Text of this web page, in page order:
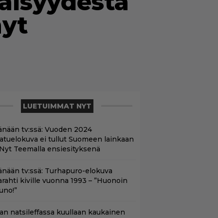
LUETUIMMAT NYT
tv:ssä: Vuoden 2024
ei tullut Suomeen lainkaan
Teemalla ensiesityksenä
tv:ssä: Turhapuro-elokuva
kiville vuonna 1993 – ”Huonoin
natsileffassa kuullaan kaukainen